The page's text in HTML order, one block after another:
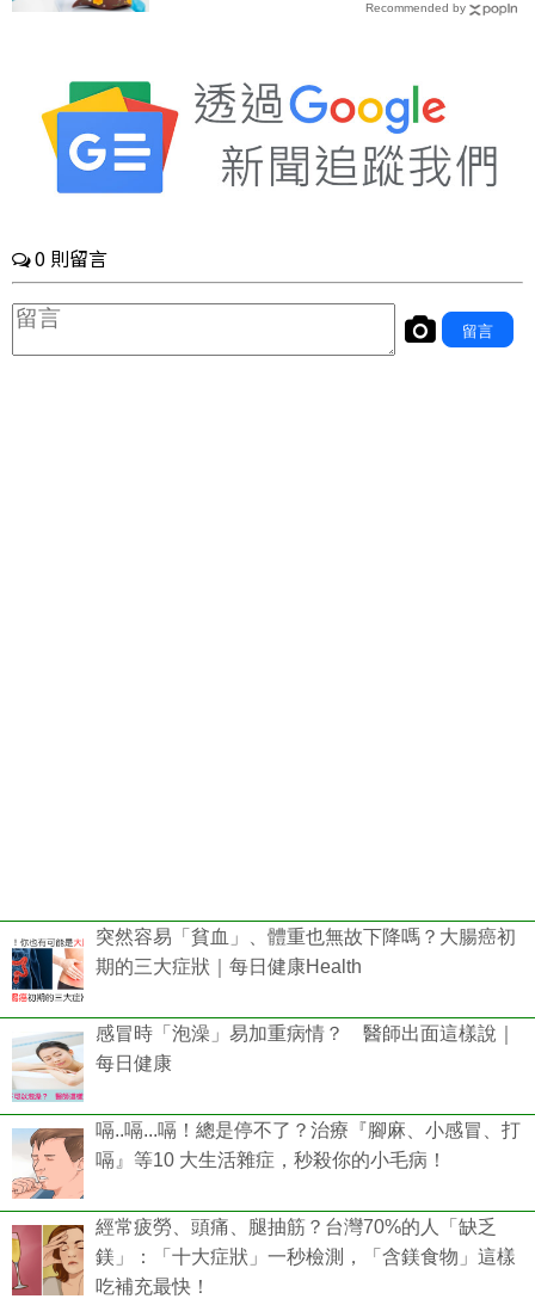
Recommended by
突然容易「貧血」、體重也無故下降嗎？大腸癌初
期的三大症狀｜每日健康Health
感冒時「泡澡」易加重病情？ 醫師出面這樣說｜
每日健康
嗝..嗝...嗝！總是停不了？治療『腳麻、小感冒、打
嗝』等10 大生活雜症，秒殺你的小毛病！
經常疲勞、頭痛、腿抽筋？台灣70%的人「缺乏
鎂」：「十大症狀」一秒檢測，「含鎂食物」這樣
吃補充最快！